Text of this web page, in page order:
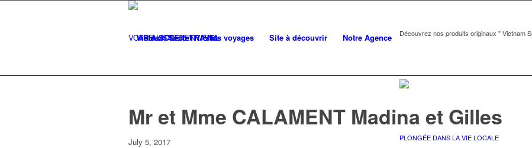
Vietnam Secret Nos voyages Site à découvrir Notre Agence Découvrez nos produits originaux " Vietnam
PLONGÉE DANS LA VIE LOCALE
VOTRE LISTED'ENVIES0
Mr et Mme CALAMENT Madina et Gilles
July 5, 2017